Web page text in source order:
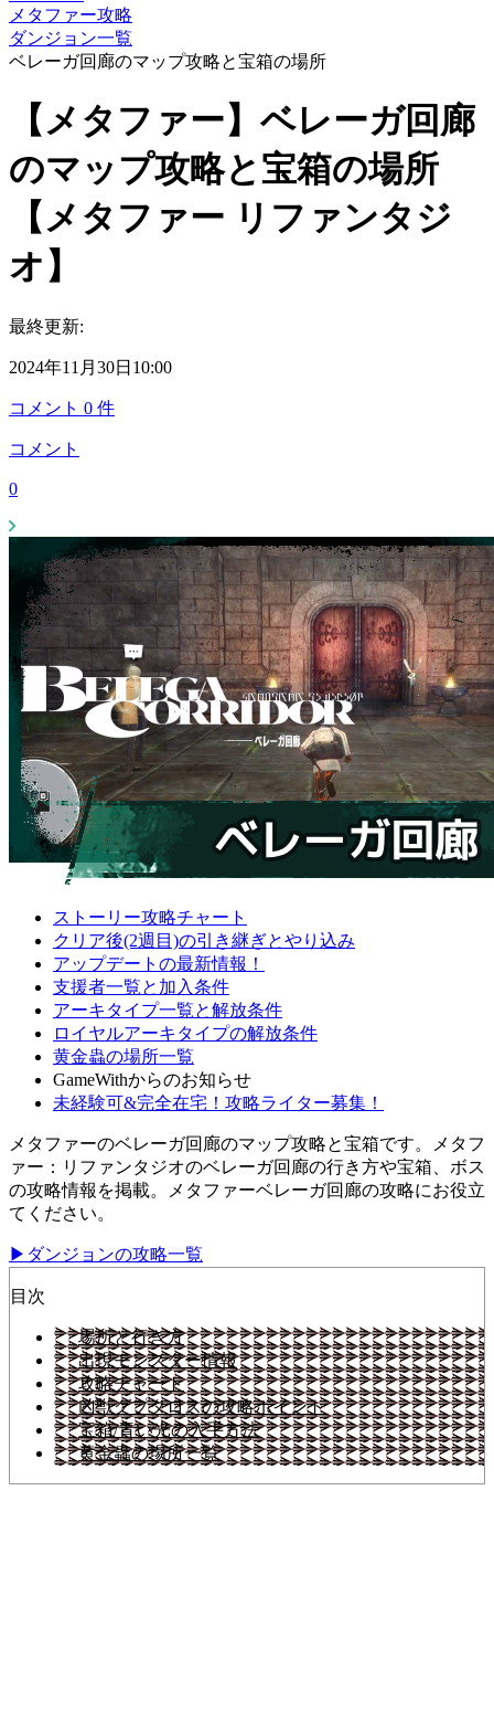
メタファー攻略
ダンジョン一覧
ベレーガ回廊のマップ攻略と宝箱の場所
【メタファー】ベレーガ回廊
のマップ攻略と宝箱の場所
【メタファー リファンタジ
オ】
最終更新:
2024年11月30日10:00
コメント 0 件
コメント
0
ストーリー攻略チャート
クリア後(2週目)の引き継ぎとやり込み
アップデートの最新情報！
支援者一覧と加入条件
アーキタイプ一覧と解放条件
ロイヤルアーキタイプの解放条件
黄金蟲の場所一覧
GameWithからのお知らせ
未経験可&完全在宅！攻略ライター募集！
メタファーのベレーガ回廊のマップ攻略と宝箱です。メタフ
ァー：リファンタジオのベレーガ回廊の行き方や宝箱、ボス
の攻略情報を掲載。メタファーベレーガ回廊の攻略にお役立
てください。
▶ダンジョンの攻略一覧
目次
場所と行き方
出現モンスター情報
攻略チャート
凶獣グプタロスの攻略ポイント
宝箱/青い光の入手方法
黄金蟲の場所一覧